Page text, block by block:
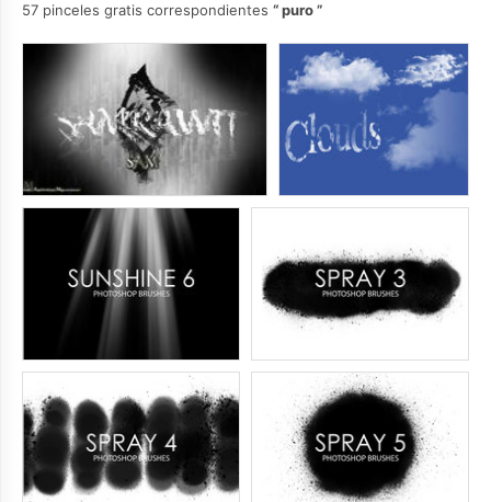
57 pinceles gratis correspondientes
puro